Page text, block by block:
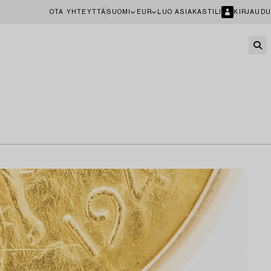
OTA YHTEYTTÄ SUOMI EUR LUO ASIAKASTILI KIRJAUDU